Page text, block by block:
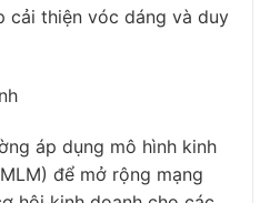
cải thiện vóc dáng và duy
áp dụng mô hình kinh
để mở rộng mạng